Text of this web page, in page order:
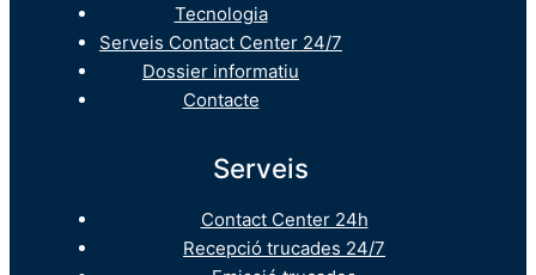
Tecnologia
Serveis Contact Center 24/7
Dossier informatiu
Contacte
Serveis
Contact Center 24h
Recepció trucades 24/7